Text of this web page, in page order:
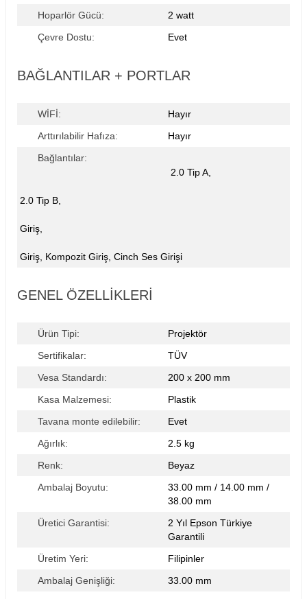
Hoparlör Gücü:
2 watt
Çevre Dostu:
Evet
BAĞLANTILAR + PORTLAR
WİFİ:
Hayır
Arttırılabilir Hafıza:
Hayır
Bağlantılar:
2.0 Tip A,
2.0 Tip B,
Giriş,
Giriş, Kompozit Giriş, Cinch Ses Girişi
GENEL ÖZELLIKLERI
Ürün Tipi:
Projektör
Sertifikalar:
TÜV
Vesa Standardı:
200 x 200 mm
Kasa Malzemesi:
Plastik
Tavana monte edilebilir:
Evet
Ağırlık:
2.5 kg
Renk:
Beyaz
Ambalaj Boyutu:
33.00 mm / 14.00 mm /
38.00 mm
Üretici Garantisi:
2 Yıl Epson Türkiye
Garantili
Üretim Yeri:
Filipinler
Ambalaj Genişliği:
33.00 mm